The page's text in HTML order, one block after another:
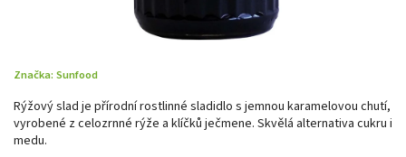
Značka: Sunfood
Rýžový slad je přírodní rostlinné sladidlo s jemnou karamelovou chutí,
vyrobené z celozrnné rýže a klíčků ječmene. Skvělá alternativa cukru i
medu.